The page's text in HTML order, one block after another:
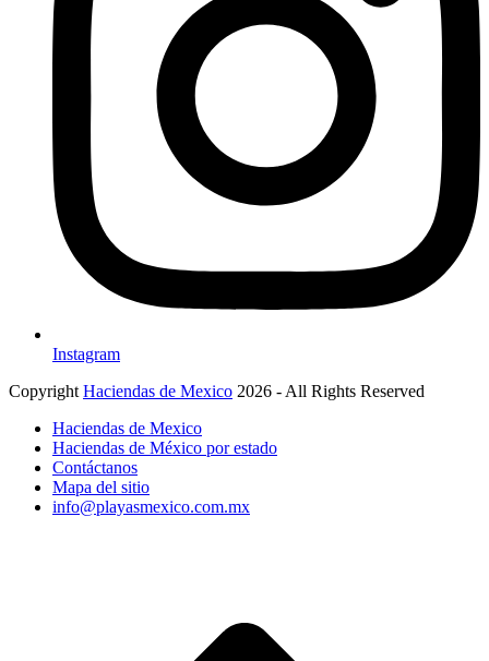
Instagram
Copyright Haciendas de Mexico 2026 - All Rights Reserved
Haciendas de Mexico
Haciendas de México por estado
Contáctanos
Mapa del sitio
info@playasmexico.com.mx